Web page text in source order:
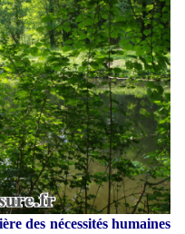
des nécessités humaines